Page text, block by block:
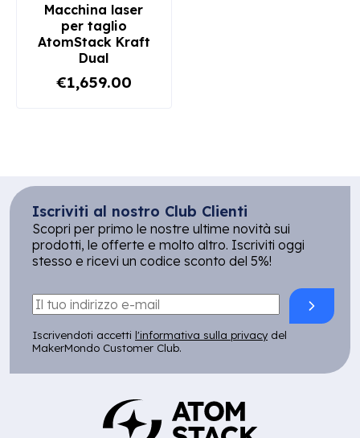
Macchina laser
per taglio
AtomStack Kraft
Dual
€1,659.00
Iscriviti al nostro Club Clienti
Scopri per primo le nostre ultime novità sui
prodotti, le offerte e molto altro. Iscriviti oggi
stesso e ricevi un codice sconto del 5%!
Iscrivendoti accetti l'informativa sulla privacy del
MakerMondo Customer Club.